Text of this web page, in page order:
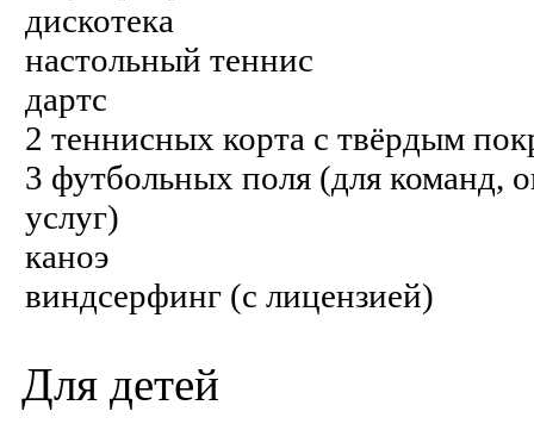
дискотека
настольный теннис
дартс
2 теннисных корта с твёрдым
3 футбольных поля (для команд,
услуг)
каноэ
виндсерфинг (с лицензией)
Для детей